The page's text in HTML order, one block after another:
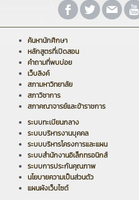
ค้นหานักศึกษา
หลักสูตรที่เปิดสอน
คำถามที่พบบ่อย
เว็บลิงค์
สภามหาวิทยาลัย
สภาวิชาการ
สภาคณาจารย์และข้าราชการ
ระบบทะเบียนกลาง
ระบบบริหารงานบุคคล
ระบบบริหารโครงการและแผน
ระบบสำนักงานอิเล็กทรอนิกส์
ระบบการประกันคุณภาพ
นโยบายความเป็นส่วนตัว
แผนผังเว็บไซต์